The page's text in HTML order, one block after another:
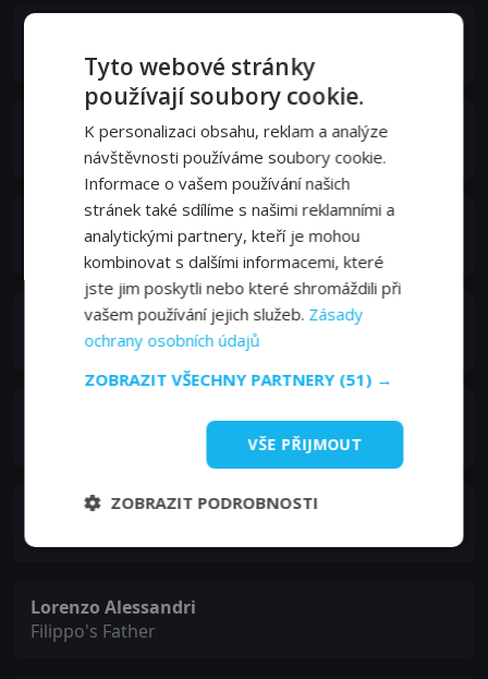
Headmaster
Roberto Nobile
Paolo De Vita
Luciano's Father
Roberto De Francesco
Record Store Clerk
Antonio Petrocelli
Lorenzo Alessandri
Filippo's Father
Tyto webové stránky
používají soubory cookie.
K personalizaci obsahu, reklam a analýze
návštěvnosti používáme soubory cookie.
Informace o vašem používání našich
stránek také sdílíme s našimi reklamními a
analytickými partnery, kteří je mohou
kombinovat s dalšími informacemi, které
jste jim poskytli nebo které shromáždili při
vašem používání jejich služeb. Zásady
ochrany osobních údajů
ZOBRAZIT VŠECHNY PARTNERY (51) →
VŠE PŘIJMOUT
ZOBRAZIT PODROBNOSTI